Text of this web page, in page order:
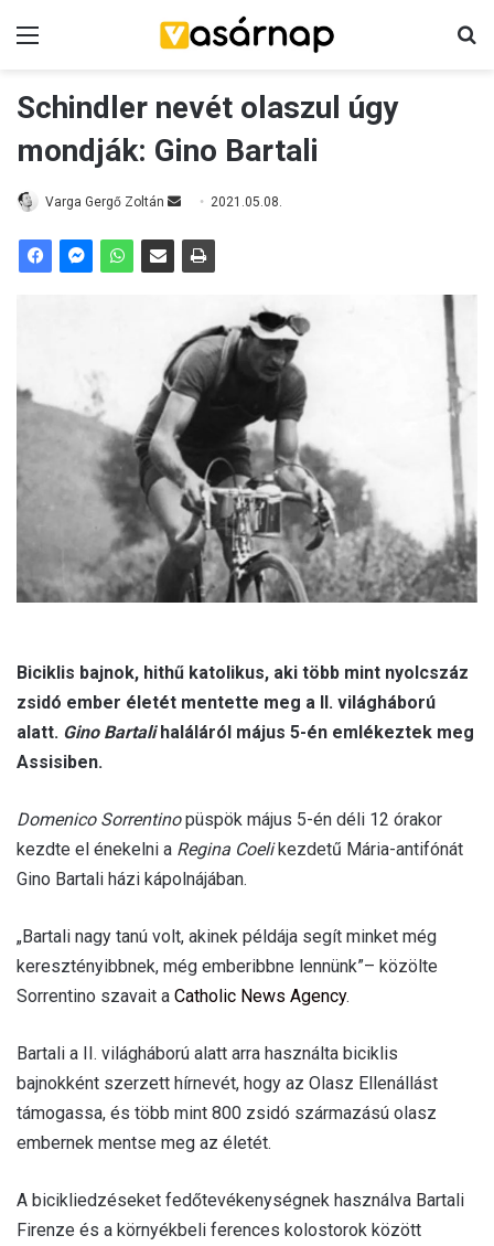
Schindler nevét olaszul úgy
mondják: Gino Bartali
Varga Gergő Zoltán
e
m
a
l
2021.05.08.
Biciklis bajnok, hithű katolikus, aki több mint nyolcszáz
zsidó ember életét mentette meg a II. világháború
alatt. Gino Bartalihaláláról május 5-én emlékeztek meg
Assisiben.
Domenico Sorrentinopüspök május 5-én déli 12 órakor
kezdte el énekelni a Regina Coelikezdetű Mária-antifónát
Gino Bartali házi kápolnájában.
„Bartali nagy tanú volt, akinek példája segít minket még
keresztényibbnek, még emberibbne lennünk”– közölte
Sorrentino szavait a Catholic News Agency.
Bartali a II. világháború alatt arra használta biciklis
bajnokként szerzett hírnevét, hogy az Olasz Ellenállást
támogassa, és több mint 800 zsidó származású olasz
embernek mentse meg az életét.
A bicikliedzéseket fedőtevékenységnek használva Bartali
Firenze és a környékbeli ferences kolostorok között